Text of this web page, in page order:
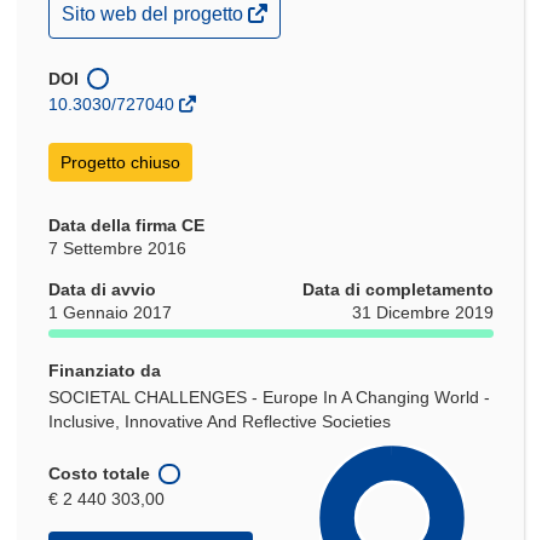
(si
apre
una
nuova
Sito web del progetto
DOI
10.3030/727040
Progetto chiuso
Data della firma CE
7 Settembre 2016
Data di avvio
1 Gennaio 2017
Data di completamento
31 Dicembre 2019
Finanziato da
SOCIETAL CHALLENGES - Europe In A Changing World -
Inclusive, Innovative And Reflective Societies
Costo totale
€ 2 440 303,00